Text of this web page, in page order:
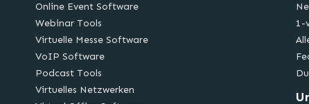
Online Event Software
Webinar Tools
Virtuelle Messe Software
VoIP Software
Podcast Tools
Virtuelles Netzwerken
1-